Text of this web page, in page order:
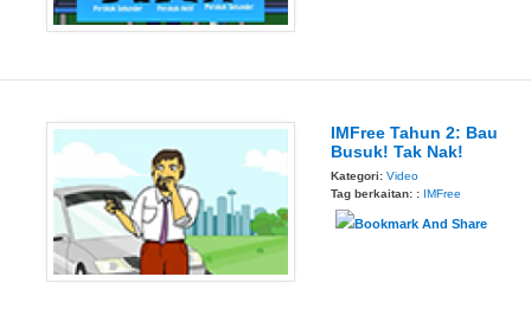
IMFree Tahun 2: Bau
Busuk! Tak Nak!
Kategori:Video
Tag berkaitan: : IMFree